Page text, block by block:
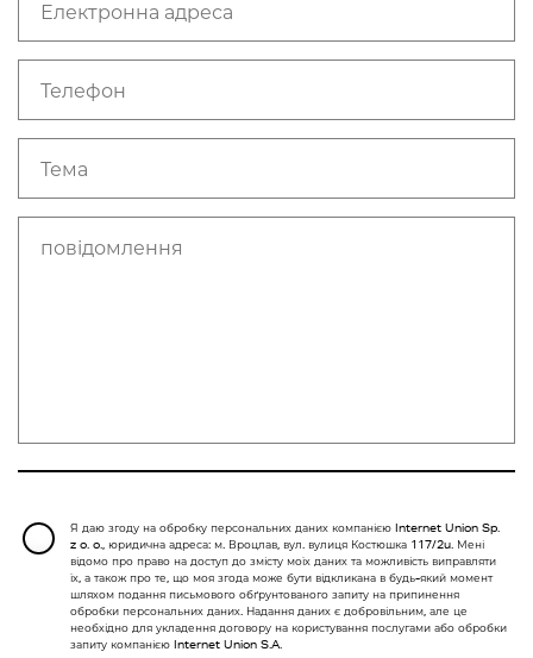
Я даю згоду на обробку персональних даних компанією Internet Union Sp.
z o. o., юридична адреса: м. Вроцлав, вул. вулиця Костюшка 117/2u. Мені
відомо про право на доступ до змісту моїх даних та можливість виправляти
їх, а також про те, що моя згода може бути відкликана в будь-який момент
шляхом подання письмового обґрунтованого запиту на припинення
обробки персональних даних. Надання даних є добровільним, але це
необхідно для укладення договору на користування послугами або обробки
запиту компанією Internet Union S.A.